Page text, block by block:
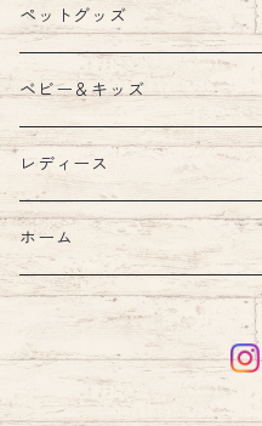
ペットグッズ
ウェア
ウェア
首輪
ハーネス・リード
ハーネスリードセット
ハーネス
ウォーターボトル
食器・フードボウル
ベビー＆キッズ
キッズルーム
ブランケット
汗取りパッド・ガーゼ
お食事エプロン・ビブ・スタイ
レディース
バッグ
アクセサリー
ホーム
インテリア